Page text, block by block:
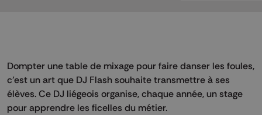
Dompter une table de mixage pour faire danser les foules,
c’est un art que DJ Flash souhaite transmettre à ses
élèves. Ce DJ liégeois organise, chaque année, un stage
pour apprendre les ficelles du métier.